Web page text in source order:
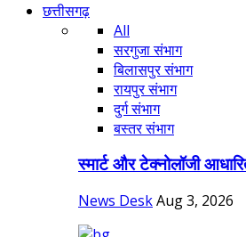
छत्तीसगढ़
All
सरगुजा संभाग
बिलासपुर संभाग
रायपुर संभाग
दुर्ग संभाग
बस्तर संभाग
स्मार्ट और टेक्नोलॉजी
News DeskAug 3, 2026